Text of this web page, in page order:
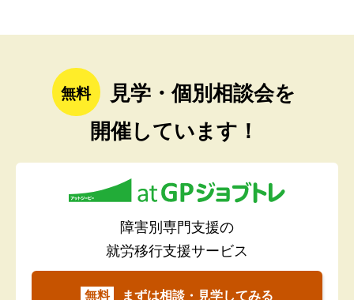
無料
見学・個別相談会を
開催しています！
障害別専門支援の
就労移行支援サービス
無料 まずは相談・見学してみる